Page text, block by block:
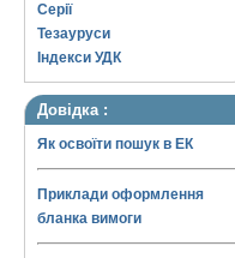
Серії
Тезауруси
Індекси УДК
Довідка :
Як освоїти пошук в ЕК
Приклади оформлення
бланка вимоги